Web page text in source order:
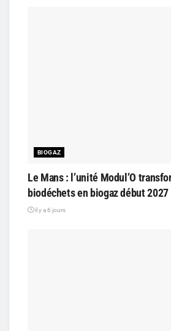
BIOGAZ
Le Mans : l’unité Modul’O
biodéchets en biogaz début 2027
il y a 6 jours